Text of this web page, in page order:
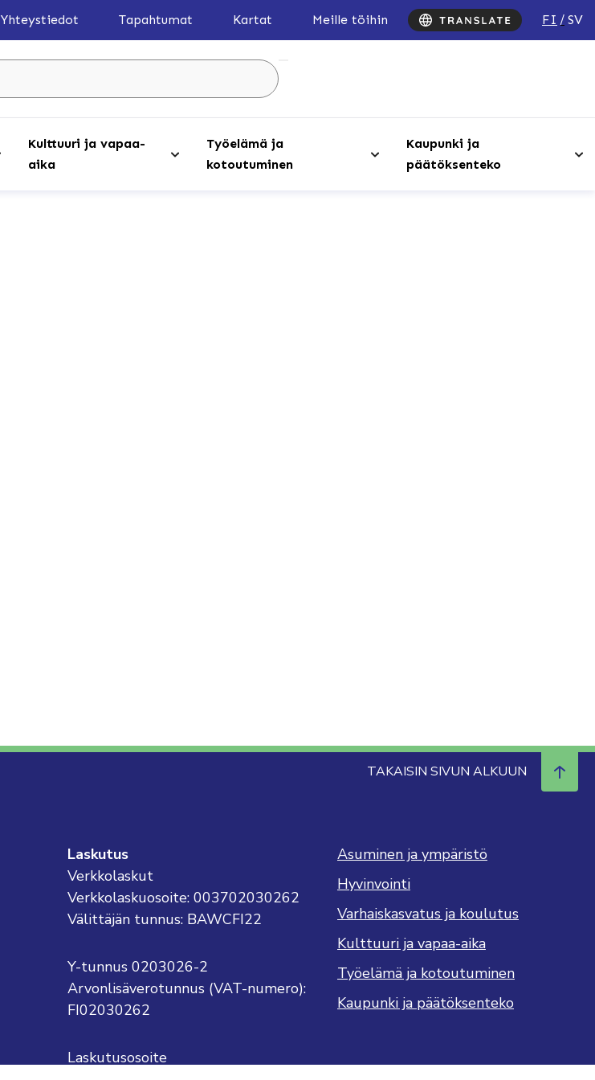
Yhteystiedot Tapahtumat Kartat Meille töihin FI SV
Kulttuuri ja vapaa-
aika
Työelämä ja
kotoutuminen
Kaupunki ja
päätöksenteko
TAKAISIN SIVUN ALKUUN
Laskutus
Verkkolaskut
Verkkolaskuosoite: 003702030262
Välittäjän tunnus: BAWCFI22
Y-tunnus 0203026-2
Arvonlisäverotunnus (VAT-numero):
FI02030262
Laskutusosoite
Asuminen ja ympäristö
Hyvinvointi
Varhaiskasvatus ja koulutus
Kulttuuri ja vapaa-aika
Työelämä ja kotoutuminen
Kaupunki ja päätöksenteko